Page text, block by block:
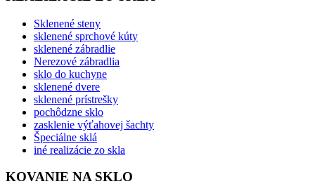
Sklenené steny
sklenené sprchové kúty
sklenené zábradlie
Nerezové zábradlia
sklo do kuchyne
sklenené dvere
sklenené prístrešky
pochôdzne sklo
zasklenie výťahovej šachty
Špeciálne sklá
iné realizácie zo skla
KOVANIE NA SKLO